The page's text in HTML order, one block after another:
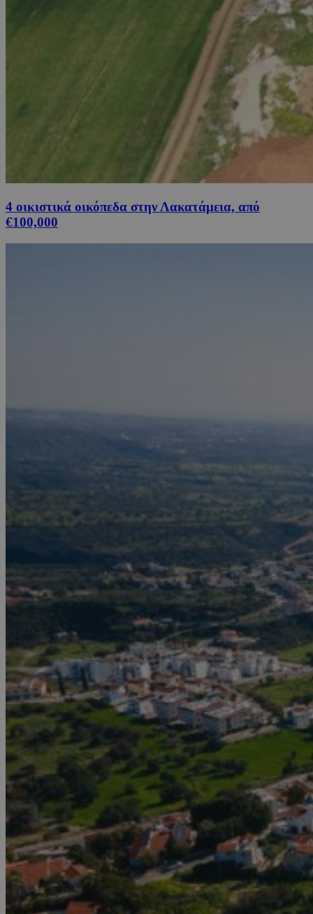
4 οικιστικά οικόπεδα στην Λακατάμεια, από
€100,000